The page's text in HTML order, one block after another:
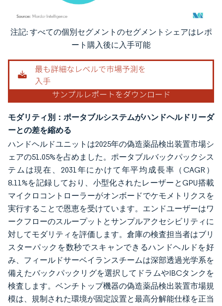
画像 © Mordor Intelligence。再利用にはCC BY 4.0の表示が必要です。
注記: すべての個別セグメントのセグメントシェアはレポ
ート購入後に入手可能
モダリティ別：ポータブルシステムがハンドヘルドリーダ
ーとの差を縮める
ハンドヘルドユニットは2025年の偽造薬品検出装置市場シ
ェアの51.05%を占めました。ポータブルバックパックシス
テムは現在、2031年にかけて年平均成長率（CAGR）
8.11%を記録しており、小型化されたレーザーとGPU搭載
マイクロコントローラーがオンボードでケモメトリクスを
実行することで恩恵を受けています。エンドユーザーはワ
ークフローのスループットとサンプルアクセシビリティに
対してモダリティを評価します。倉庫の検査担当者はブリ
スターパックを数秒でスキャンできるハンドヘルドを好
み、フィールドサーベイランスチームは深部透過光学系を
備えたバックパックリグを選択してドラムやIBCタンクを
検査します。ベンチトップ機器の偽造薬品検出装置市場規
模は、規制された環境が固定設置と最高分解能仕様を正当